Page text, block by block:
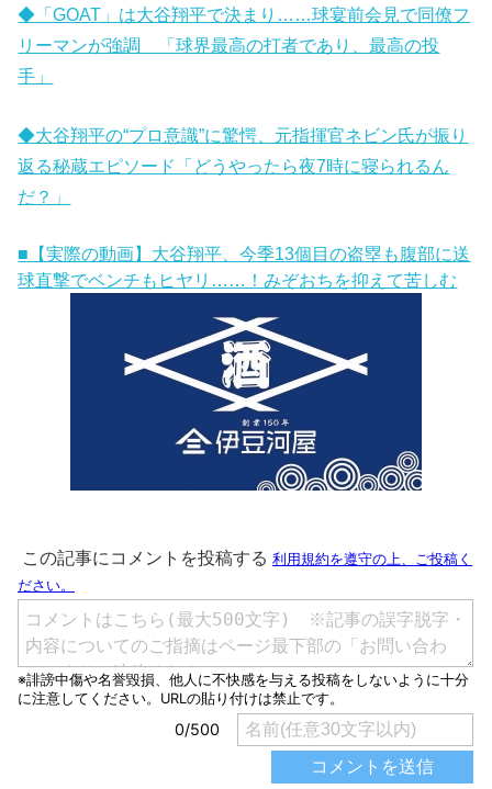
◆「GOAT」は大谷翔平で決まり……球宴前会見で同僚フ
リーマンが強調 「球界最高の打者であり、最高の投
手」
◆大谷翔平の“プロ意識”に驚愕、元指揮官ネビン氏が振り
返る秘蔵エピソード「どうやったら夜7時に寝られるん
だ？」
■【実際の動画】大谷翔平、今季13個目の盗塁も腹部に送
球直撃でベンチもヒヤリ……！みぞおちを抑えて苦しむ